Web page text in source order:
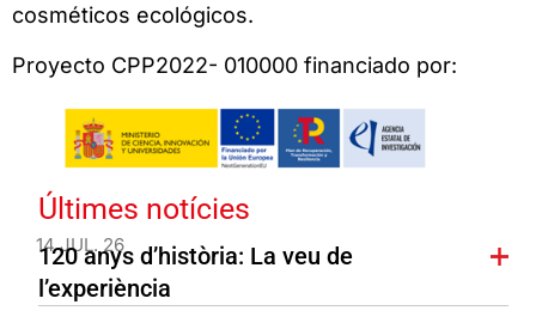
cosméticos ecológicos.
Proyecto CPP2022- 010000 financiado por:
Últimes notícies
14 JUL. 26
120 anys d’història: La veu de
l’experiència